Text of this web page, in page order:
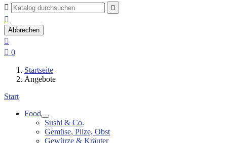
 

Abbrechen

 0
Startseite
Angebote
Start
Food
Sushi & Co.
Gemüse, Pilze, Obst
Gewürze & Kräuter